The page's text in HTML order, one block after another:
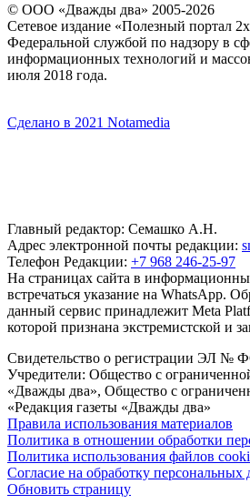
© ООО «Дважды два» 2005-2026
Сетевое издание «Полезный портал
Федеральной службой по надзору в
информационных технологий и
июля 2018 года.
Сделано в 2021 Notamedia
Главный редактор: Семашко А.Н.
Адрес электронной почты редакции:
Телефон Редакции: +7 968 246-25-97
На страницах сайта в
встречаться указание на WhatsApp.
данный сервис принадлежит Meta
которой признана экстремистской и
Свидетельство о регистрации ЭЛ №
Учредители: Общество с
«Дважды два», Общество с
«Редакция газеты «Дважды два»
Правила использования материалов
Политика в отношении обработки
Политика использования файлов
Согласие на обработку персональных
Обновить страницу